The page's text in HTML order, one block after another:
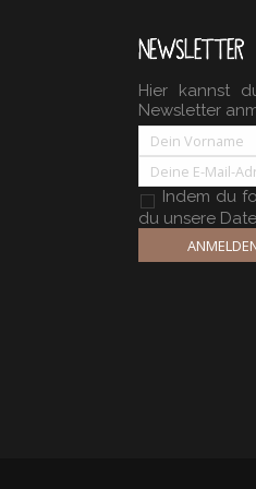
NEWSLETTER
Hier kannst
Newsletter
Indem du
du unsere